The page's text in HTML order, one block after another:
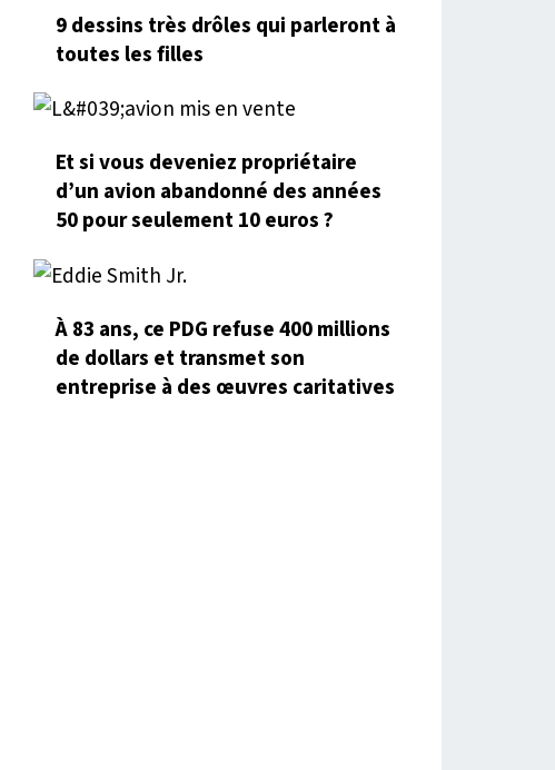
9 dessins très drôles qui parleront à
toutes les filles
Et si vous deveniez propriétaire
d’un avion abandonné des années
50 pour seulement 10 euros ?
À 83 ans, ce PDG refuse 400 millions
de dollars et transmet son
entreprise à des œuvres caritatives